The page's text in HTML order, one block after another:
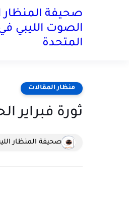
صحيفة المنظار
الصوت الليبي
المتحدة
منظار المقالات
ثورة فبراير
صحيفة المنظار